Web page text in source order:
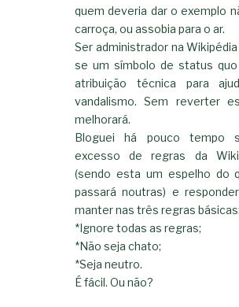
quem deveria dar o exemplo
carroça, ou assobia para o ar.
Ser administrador na
se um símbolo de status
atribuição técnica para
vandalismo. Sem reverter
melhorará.
Bloguei há pouco tempo
excesso de regras da
(sendo esta um espelho do
passará noutras) e
manter nas três regras básicas:
*Ignore todas as regras;
*Não seja chato;
*Seja neutro.
É fácil. Ou não?